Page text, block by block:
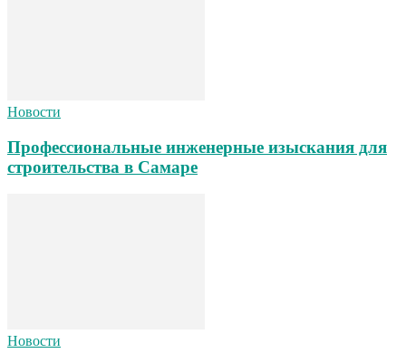
Новости
Профессиональные инженерные изыскания для
строительства в Самаре
Новости